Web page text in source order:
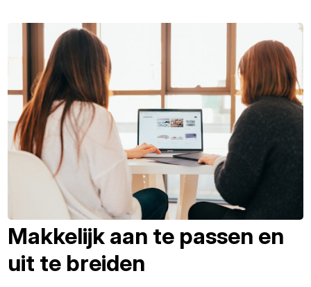
Makkelijk aan te passen en
uit te breiden